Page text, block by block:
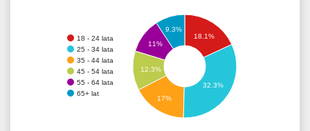
18 - 24 lata
25 - 34 lata
35 - 44 lata
45 - 54 lata
55 - 64 lata
65+ lat
18.1%
9.3%
11%
12.3%
17%
32.3%